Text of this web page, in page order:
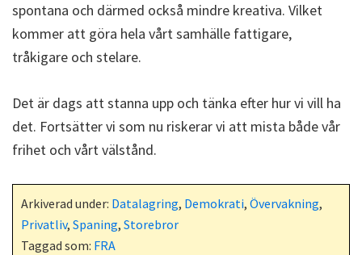
spontana och därmed också mindre kreativa. Vilket
kommer att göra hela vårt samhälle fattigare,
tråkigare och stelare.
Det är dags att stanna upp och tänka efter hur vi vill ha
det. Fortsätter vi som nu riskerar vi att mista både vår
frihet och vårt välstånd.
Arkiverad under: Datalagring, Demokrati, Övervakning,
Privatliv, Spaning, Storebror
Taggad som: FRA